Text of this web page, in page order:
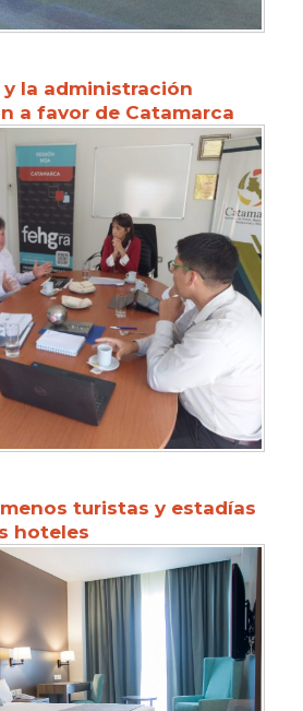
la administración
a favor de Catamarca
turistas y estadías
hoteles